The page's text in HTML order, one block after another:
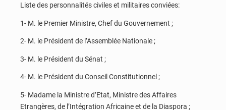
Liste des personnalités civiles et militaires conviées:
1- M. le Premier Ministre, Chef du Gouvernement ;
2- M. le Président de l’Assemblée Nationale ;
3- M. le Président du Sénat ;
4- M. le Président du Conseil Constitutionnel ;
5- Madame la Ministre d’Etat, Ministre des Affaires
Etrangères, de l’Intégration Africaine et de la Diaspora ;